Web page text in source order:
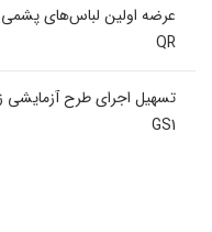
عرضه اولین لباس‌های پشمی
QR
GS1